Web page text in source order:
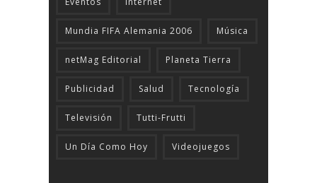
Mundia FIFA Alemania 2006 Música
netMag Editorial Planeta Tierra
Publicidad Salud Tecnologí­a
Televisión Tutti-Frutti
Un Día Como Hoy Videojuegos